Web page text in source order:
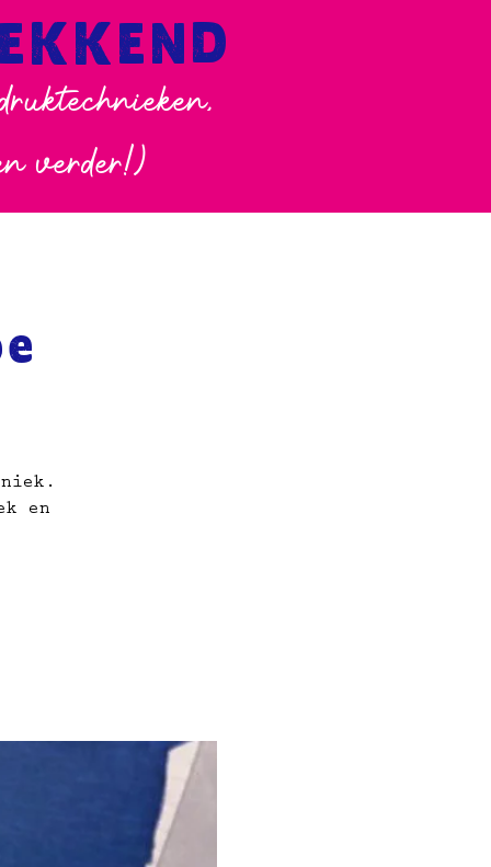
verder!)
en